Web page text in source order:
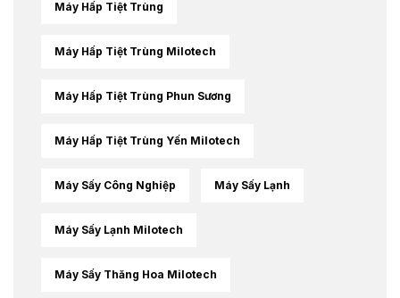
Máy Hấp Tiệt Trùng
Máy Hấp Tiệt Trùng Milotech
Máy Hấp Tiệt Trùng Phun Sương
Máy Hấp Tiệt Trùng Yến Milotech
Máy Sấy Công Nghiệp Máy Sấy Lạnh
Máy Sấy Lạnh Milotech
Máy Sấy Thăng Hoa Milotech